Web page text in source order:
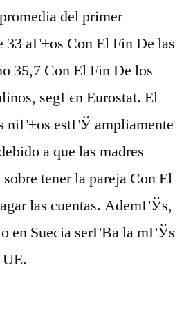
del primer
33 aГ±os Con El Fin De las
35,7 Con El Fin De los
segГєn Eurostat. El
niГ±os estГЎ ampliamente
a que las madres
tener la pareja Con El
las cuentas. AdemГЎs,
en Suecia serГ­В­a la mГЎs